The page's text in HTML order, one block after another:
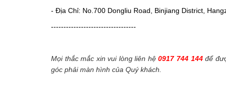
- Địa Chỉ: No.700 Dongliu Road, Binjiang District,
----------------------------------
Mọi thắc mắc xin vui lòng liên hệ0917 744 144để
góc phải màn hình của Quý khách.